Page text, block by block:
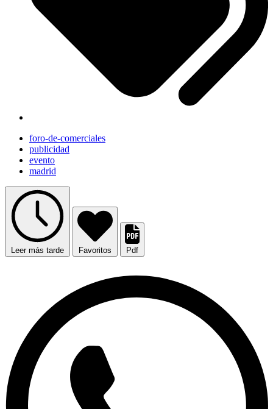
foro-de-comerciales
publicidad
evento
madrid
Leer más tarde Favoritos Pdf